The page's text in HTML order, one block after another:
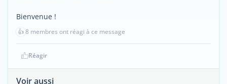
Bienvenue !
👍8 membres ont réagi à ce message
Réagir
Voir aussi